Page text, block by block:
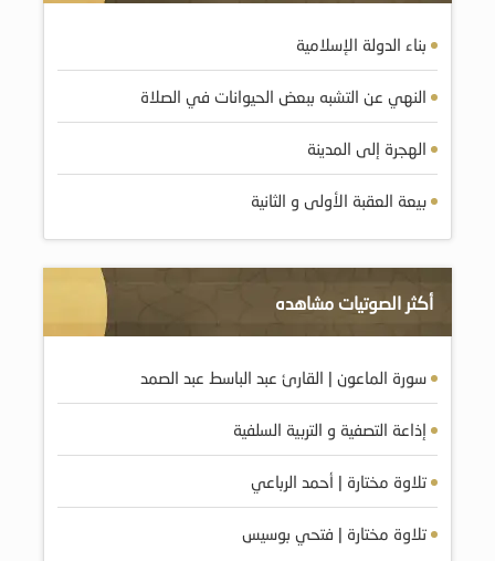
بناء الدولة الإسلامية
النهي عن التشبه ببعض الحيوانات في الصلاة
الهجرة إلى المدينة
بيعة العقبة الأولى و الثانية
أكثر الصوتيات مشاهده
سورة الماعون | القارئ عبد الباسط عبد الصمد
إذاعة التصفية و التربية السلفية
تلاوة مختارة | أحمد الرباعي
تلاوة مختارة | فتحي بوسيس